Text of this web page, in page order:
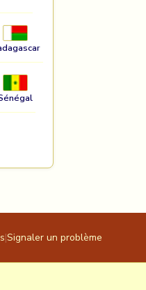
|Signaler un problème